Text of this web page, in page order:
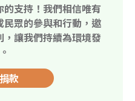
的支持！我們相信唯有
眾的參與和行動，邀
讓我們持續為環境發
款